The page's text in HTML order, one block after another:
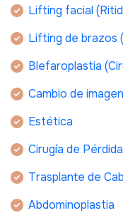
Lifting facial
Lifting de brazos
Blefaroplastia
Cambio de
Estética
Cirugía de
Trasplante de
Abdominoplastia